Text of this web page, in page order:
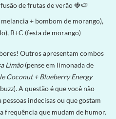
de frutas de verão 🍓🍉
+ bombom de morango),
B+C (festa de morango)
Outros apresentam combos
Limão(pense em limonada de
Coconut + Blueberry Energy
A questão é que você não
indecisas ou que gostam
frequência que mudam de humor.